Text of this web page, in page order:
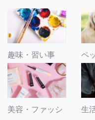
趣味・習い事 ペ
美容・ファッシ
生